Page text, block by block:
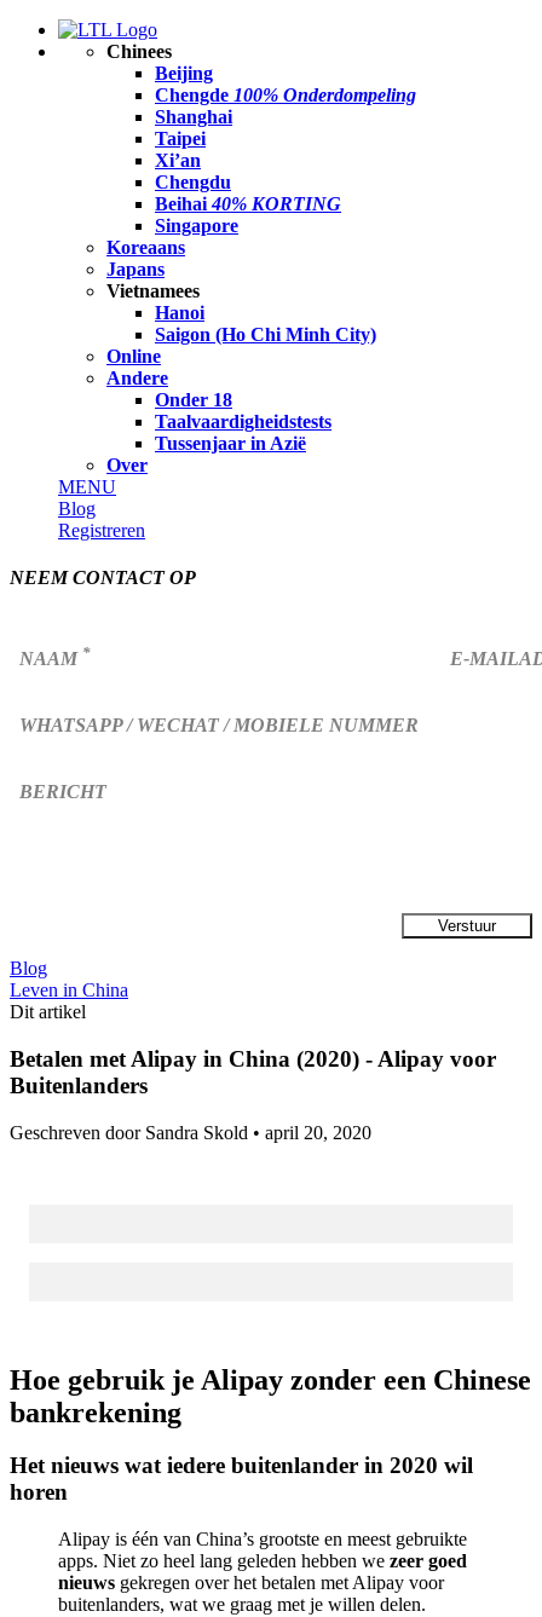
Chinees
Beijing
Chengde 100% Onderdompeling
Shanghai
Taipei
Xi’an
Chengdu
Beihai40% KORTING
Singapore
Koreaans
Japans
Vietnamees
Hanoi
Saigon (Ho Chi Minh City)
Online
Andere
Onder 18
Taalvaardigheidstests
Tussenjaar in Azië
Over
MENU
Blog
Registreren
NEEM CONTACT OP
NAAM * E-
WHATSAPP / WECHAT / MOBIELE NUMMER
BERICHT
Blog
Leven in China
Dit artikel
Betalen met Alipay in China (2020) - Alipay voor
Buitenlanders
Geschreven door Sandra Skold • april 20, 2020
Hoe gebruik je Alipay zonder een Chinese
bankrekening
Het nieuws wat iedere buitenlander in 2020 wil
horen
Alipay is één van China’s grootste en meest gebruikte
apps. Niet zo heel lang geleden hebben we zeer goed
nieuws gekregen over het betalen met Alipay voor
buitenlanders, wat we graag met je willen delen.